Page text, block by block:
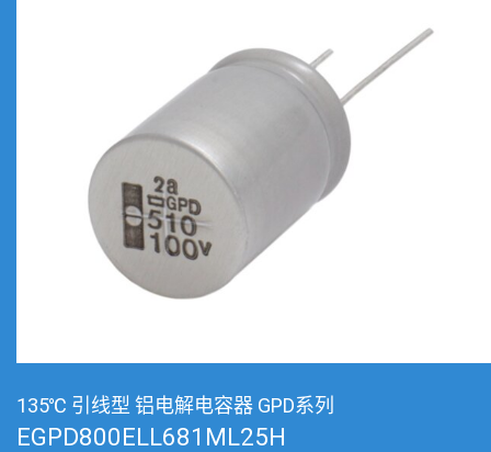
135℃ 引线型 铝电解电容器 GPD系列
EGPD800ELL681ML25H